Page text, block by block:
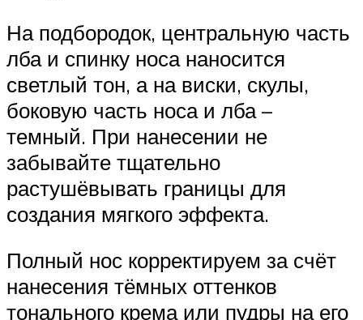
На подбородок, центральную часть
лба и спинку носа наносится
светлый тон, а на виски, скулы,
боковую часть носа и лба –
темный. При нанесении не
забывайте тщательно
растушёвывать границы для
создания мягкого эффекта.
Полный нос корректируем за счёт
нанесения тёмных оттенков
тонального крема или пудры на его